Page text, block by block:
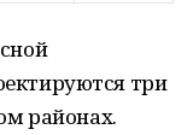
три
районах.